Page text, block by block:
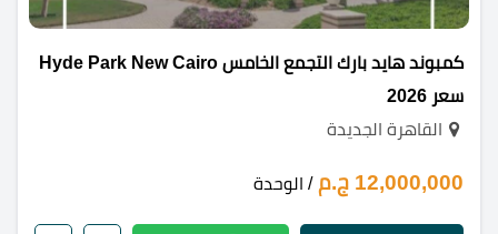
كمبوند هايد بارك التجمع الخامس Hyde Park New Cairo
سعر 2026
القاهرة الجديدة
12,000,000 ج.م / الوحدة